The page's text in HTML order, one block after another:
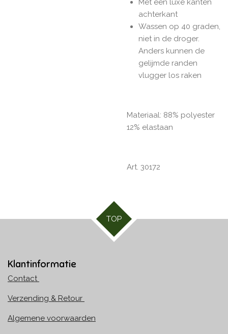
Met een luxe kanten
achterkant
Wassen op 40 graden,
niet in de droger.
Anders kunnen de
gelijmde randen
vlugger los raken
Materiaal: 88% polyester
12% elastaan
Art. 30172
TOP
Klantinformatie
Contact
Verzending & Retour
Algemene voorwaarden